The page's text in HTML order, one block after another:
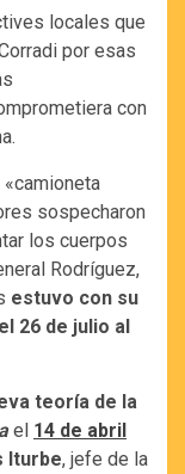
locales que
por esas
con
sospecharon
los cuerpos
Rodríguez,
estuvo con su
26 de julio al
teoría de la
el 14 de abril
Iturbe, jefe de la